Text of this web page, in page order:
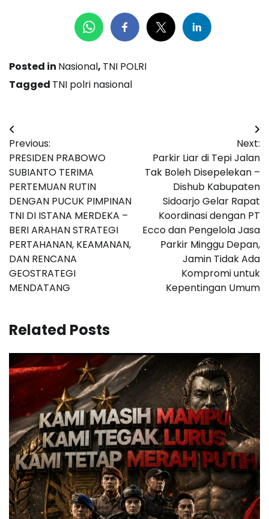
Posted in Nasional, TNI POLRI
Tagged TNI polri nasional
Navigasi
pos
Previous:
PRESIDEN PRABOWO
SUBIANTO TERIMA
PERTEMUAN RUTIN
DENGAN PUCUK PIMPINAN
TNI DI ISTANA MERDEKA –
BERI ARAHAN STRATEGI
PERTAHANAN, KEAMANAN,
DAN RENCANA
GEOSTRATEGI
MENDATANG
Next:
Parkir Liar di Tepi Jalan
Tak Boleh Disepelekan –
Dishub Kabupaten
Sidoarjo Gelar Rapat
Koordinasi dengan PT
Ecco dan Pengelola Jasa
Parkir Minggu Depan,
Jamin Tidak Ada
Kompromi untuk
Kepentingan Umum
Related Posts